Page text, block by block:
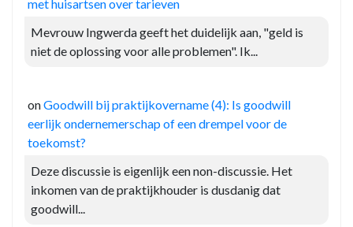
met huisartsen over tarieven
Mevrouw Ingwerda geeft het duidelijk aan, "geld is
niet de oplossing voor alle problemen". Ik...
onGoodwill bij praktijkovername (4): Is goodwill
eerlijk ondernemerschap of een drempel voor de
toekomst?
Deze discussie is eigenlijk een non-discussie. Het
inkomen van de praktijkhouder is dusdanig dat
goodwill...